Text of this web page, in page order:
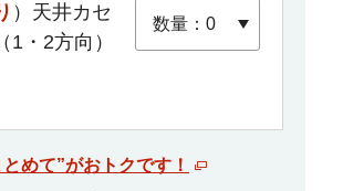
）天井カセ
1・2方向）
めて”がおトクです！